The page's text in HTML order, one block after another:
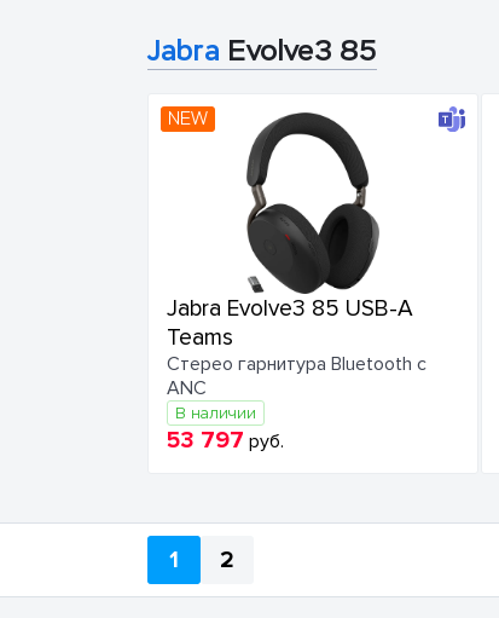
Jabra Evolve3 85
NEW
Jabra Evolve3 85 USB-A
Teams
Стерео гарнитура Bluetooth с
ANC
В наличии
53 797 руб.
1 2